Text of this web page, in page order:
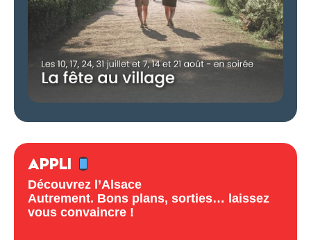
APPLI
Découvrez l’Alsace
Autrement. Bons plans, sorties… laissez
vous convaincre !